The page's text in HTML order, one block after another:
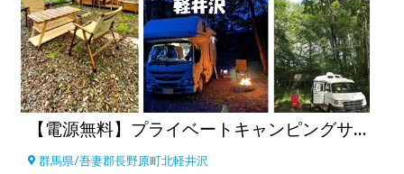
【電源無料】プライベートキャンピングサイト軽井沢
群馬県/吾妻郡長野原町北軽井沢